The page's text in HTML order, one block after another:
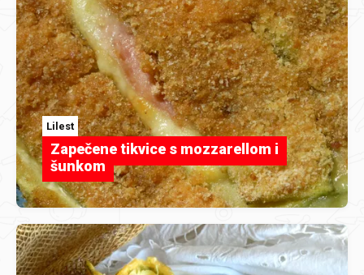
Lilest
Zapečene tikvice s mozzarellom i
šunkom